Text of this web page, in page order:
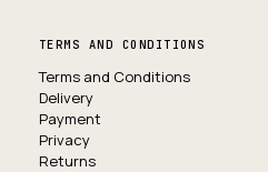
TERMS AND CONDITIONS
Terms and Conditions
Delivery
Payment
Privacy
Returns